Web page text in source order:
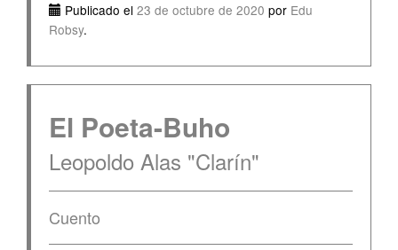
Publicado el 23 de octubre de 2020 por Edu
Robsy.
El Poeta-Buho
Leopoldo Alas "Clarín"
Cuento